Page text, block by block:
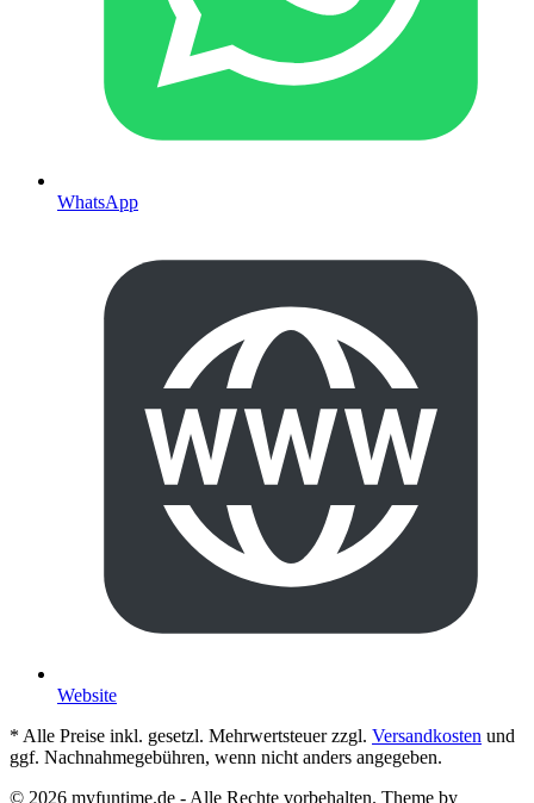
WhatsApp
Website
* Alle Preise inkl. gesetzl. Mehrwertsteuer zzgl. Versandkosten und
ggf. Nachnahmegebühren, wenn nicht anders angegeben.
© 2026 myfuntime.de - Alle Rechte vorbehalten. Theme by